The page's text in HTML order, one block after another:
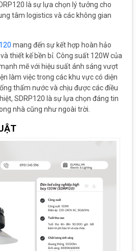
là sự lựa chọn lý tưởng cho
tâm logistics và các không gian
mang đến sự kết hợp hoàn hảo
thiết kế bền bỉ. Công suất 120W của
mẽ với hiệu suất ánh sáng vượt
làm việc trong các khu vực có diện
thấm nước và chịu được các điều
SDRP120 là sự lựa chọn đáng tin
nhà cũng như ngoài trời.